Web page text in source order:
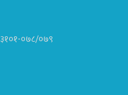
: ३१०१-०७८/०७९